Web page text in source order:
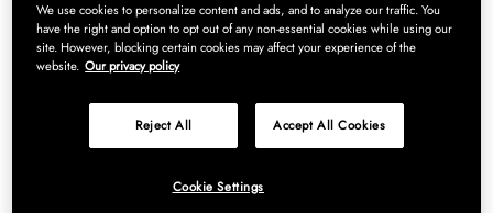
We use cookies to personalize content and ads, and to analyze our traffic. You
have the right and option to opt out of any non-essential cookies while using our
site. However, blocking certain cookies may affect your experience of the
website. Our privacy policy
Reject All Accept All Cookies
Cookie Settings